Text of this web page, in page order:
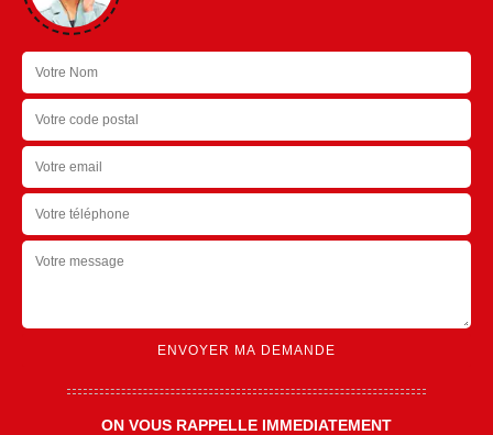
ON VOUS RAPPELLE IMMEDIATEMENT